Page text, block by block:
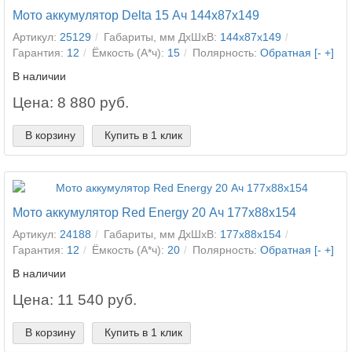
Мото аккумулятор Delta 15 Ач 144x87x149
Артикул: 25129 Габариты, мм ДхШхВ: 144x87x149
Гарантия: 12 Ёмкость (А*ч): 15 Полярность: Обратная [- +]
В наличии
Цена: 8 880 руб.
В корзину Купить в 1 клик
Мото аккумулятор Red Energy 20 Ач 177x88x154
Артикул: 24188 Габариты, мм ДхШхВ: 177x88x154
Гарантия: 12 Ёмкость (А*ч): 20 Полярность: Обратная [- +]
В наличии
Цена: 11 540 руб.
В корзину Купить в 1 клик